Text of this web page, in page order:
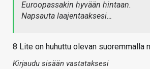
Euroopassakin hyvään hintaan.
Napsauta laajentaaksesi…
8 Lite on huhuttu olevan suoremmalla
Kirjaudu sisään vastataksesi